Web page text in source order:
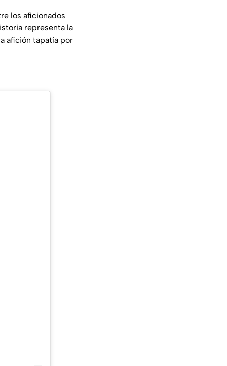
los aficionados
representa la
afición tapatía por